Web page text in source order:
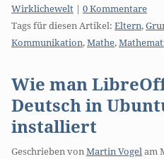
Kategorien:
Wirklichewelt | 0 Kommentare
Tags für diesen Artikel: Eltern,
Kommunikation,Mathe,
Wie man
Deutsch in
installiert
Geschrieben vonMartin Vogelam